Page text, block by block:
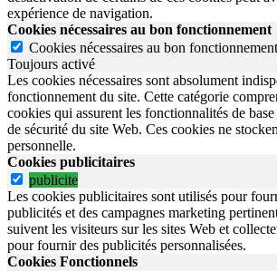
expérience de navigation.
Cookies nécessaires au bon fonctionnement
Cookies nécessaires au bon fonctionnement
Toujours activé
Les cookies nécessaires sont absolument
fonctionnement du site. Cette catégorie
cookies qui assurent les fonctionnalités de
de sécurité du site Web. Ces cookies ne
personnelle.
Cookies publicitaires
publicite
Les cookies publicitaires sont utilisés pour
publicités et des campagnes marketing
suivent les visiteurs sur les sites Web et
pour fournir des publicités personnalisées.
Cookies Fonctionnels